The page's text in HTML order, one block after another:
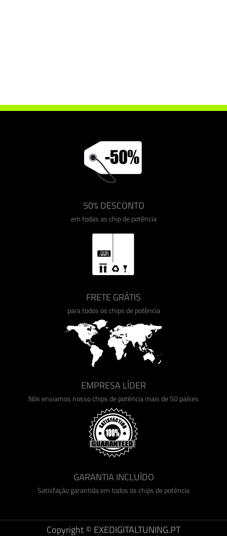
50% DESCONTO
em todas as chip de potência
FRETE GRÁTIS
para todos os chips de potência
EMPRESA LÍDER
Nós enviamos nosso chips de potência mais de 50 países
GARANTIA INCLUÍDO
Satisfação garantida em todos os chips de potência
Copyright © EXEDIGITALTUNING.PT